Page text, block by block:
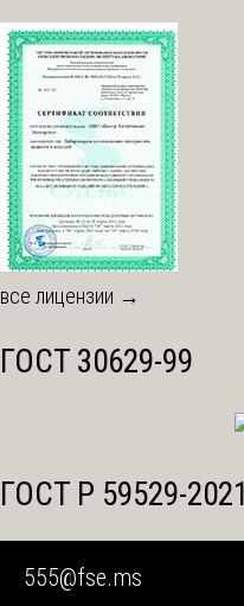
все лицензии →
ГОСТ 30629-99
ГОСТ Р 59529-2021
Мы работаем с регионами
555@fse.ms